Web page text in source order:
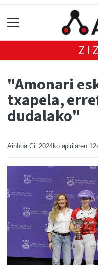
"Amonari
txapela,
dudalako"
Ainhoa Gil 2024ko apirilaren